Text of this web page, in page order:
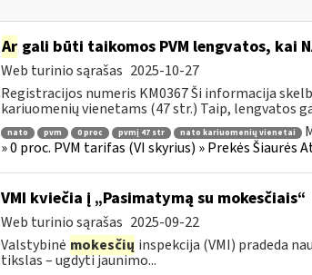
Argali būti taikomos PVM lengvatos, kai
Web turinio sąrašas 2025-10-27
Registracijos numeris KM0367 Ši informacija
kariuomenių vienetams (47 str.) Taip, lengvatos
nato pvm 0 proc pvmį 47 str nato kariuomenių vienetai
» 0 proc. PVM tarifas (VI skyrius) » Prekės
VMI kviečia į „Pasimatymą su mokesčiais“
Web turinio sąrašas 2025-09-22
Valstybinė mokesčių inspekcija (VMI) pradeda
tikslas – ugdyti jaunimo...